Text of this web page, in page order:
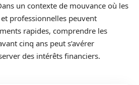
un contexte de mouvance où les
professionnelles peuvent
rapides, comprendre les
cinq ans peut s’avérer
des intérêts financiers.